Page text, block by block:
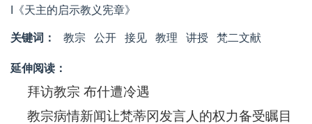
I《天主的启示教义宪章》
关键词： 教宗 公开 接见 教理 讲授 梵二文献
延伸阅读：
拜访教宗 布什遭冷遇
教宗病情新闻让梵蒂冈发言人的权力备受瞩目